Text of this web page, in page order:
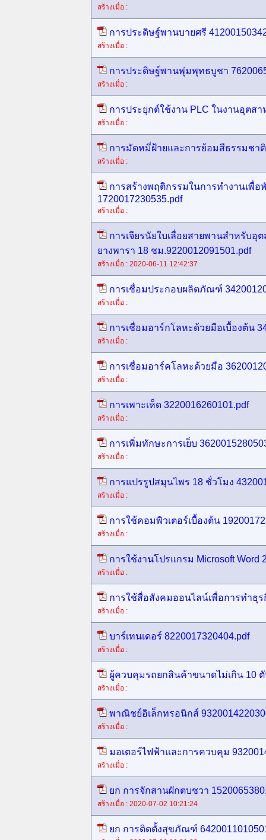
สร้างเมื่อ :
การประดิษฐ์พานบายศรี
สร้างเมื่อ :
การประดิษฐ์พานพุ่มพุทธบูชา
สร้างเมื่อ :
การประยุกต์ใช้งาน PLC ในงานอุตสา
สร้างเมื่อ :
การมัดหมี่ฝ้ายและการย้อมสีธรรมชาติ
สร้างเมื่อ :
การสร้างพฤติกรรมในการทำงานเพื่อ
1720017230535.pdf
สร้างเมื่อ :
การเจียรนัยใบเลื่อยสายพานสำหรับอุ
ยางพารา 18 ชม.9220012091501.pdf
สร้างเมื่อ : 2020-06-11 12:42:37
การเชื่อมประกอบผลิตภัณฑ์
สร้างเมื่อ :
การเชื่อมอาร์กโลหะด้วยมือเบื้องต้น
สร้างเมื่อ :
การเชื่อมอาร์คโลหะด้วยมือ
สร้างเมื่อ :
การเพาะเห็ด 3220016260101.pdf
สร้างเมื่อ :
การเพิ่มทักษะการเย็บ
สร้างเมื่อ :
การแปรรูปสมุนไพร 18 ชั่วโมง
สร้างเมื่อ :
การใช้คอมพิวเตอร์เบื้องต้น
สร้างเมื่อ :
การใช้งานโปรแกรม Microsoft Word
สร้างเมื่อ :
การใช้สื่อสังคมออนไลน์เพื่อการทำธุร
สร้างเมื่อ :
บาร์เทนเดอร์ 8220017320404.pdf
สร้างเมื่อ :
ผู้ควบคุมรถยกสินค้าขนาดไม่เกิน 10 ตั
สร้างเมื่อ :
พาณิชย์อิเล็กทรอนิกส์
สร้างเมื่อ :
มอเตอร์ไฟฟ้าและการควบคุม
สร้างเมื่อ :
ยก การจักสานผักตบชวา
สร้างเมื่อ : 2020-07-02 10:21:24
ยก การติดตั้งสุขภัณฑ์